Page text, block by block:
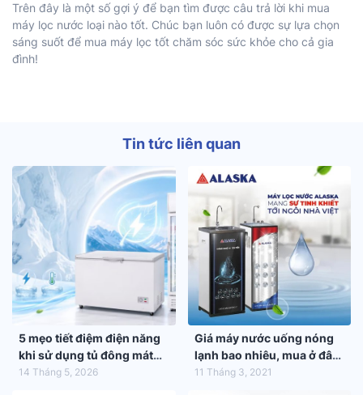
Trên đây là một số gợi ý để bạn tìm được câu trả lời khi mua
máy lọc nước loại nào tốt. Chúc bạn luôn có được sự lựa chọn
sáng suốt để mua máy lọc tốt chăm sóc sức khỏe cho cả gia
đình!
Tin tức liên quan
5 mẹo tiết điệm điện năng
khi sử dụng tủ đông mát
trong mùa hè 2026
14 Tháng 5, 2026
Giá máy nước uống nóng
lạnh bao nhiêu, mua ở đâu
tốt nhất?
11 Tháng 3, 2021